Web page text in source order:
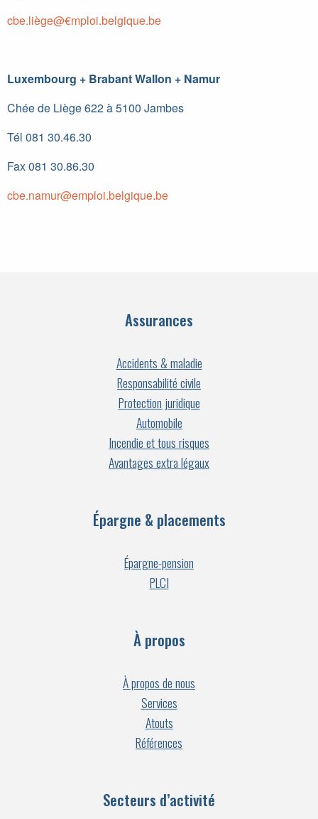
cbe.liège@€mploi.belgique.be
Luxembourg + Brabant Wallon + Namur
Chée de Liège 622 à 5100 Jambes
Tél 081 30.46.30
Fax 081 30.86.30
cbe.namur@emploi.belgique.be
Assurances
Accidents & maladie
Responsabilité civile
Protection juridique
Automobile
Incendie et tous risques
Avantages extra légaux
Épargne & placements
Épargne-pension
PLCI
À propos
À propos de nous
Services
Atouts
Références
Secteurs d’activité